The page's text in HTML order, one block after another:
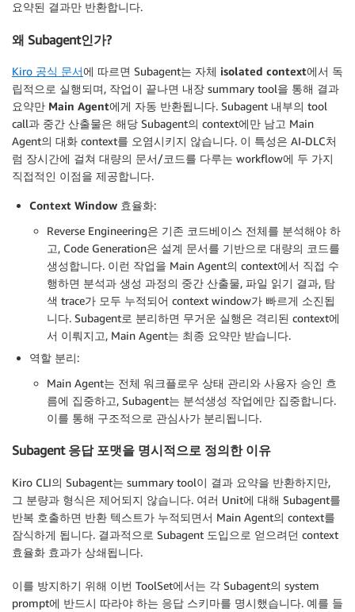
요약된 결과만 반환합니다.
왜 Subagent인가?
Kiro 공식 문서에 따르면 Subagent는 자체 isolated context에서 독
립적으로 실행되며, 작업이 끝나면 내장 summary tool을 통해 결과
요약만 Main Agent에게 자동 반환됩니다. Subagent 내부의 tool
call과 중간 산출물은 해당 Subagent의 context에만 남고 Main
Agent의 대화 context를 오염시키지 않습니다. 이 특성은 AI-DLC처
럼 장시간에 걸쳐 대량의 문서/코드를 다루는 workflow에 두 가지
직접적인 이점을 제공합니다.
Context Window 효율화:
Reverse Engineering은 기존 코드베이스 전체를 분석해야 하
고, Code Generation은 설계 문서를 기반으로 대량의 코드를
생성합니다. 이런 작업을 Main Agent의 context에서 직접 수
행하면 분석과 생성 과정의 중간 산출물, 파일 읽기 결과, 탐
색 trace가 모두 누적되어 context window가 빠르게 소진됩
니다. Subagent로 분리하면 무거운 실행은 격리된 context에
서 이뤄지고, Main Agent는 최종 요약만 받습니다.
역할 분리:
Main Agent는 전체 워크플로우 상태 관리와 사용자 승인 흐
름에 집중하고, Subagent는 분석생성 작업에만 집중합니다.
이를 통해 구조적으로 관심사가 분리됩니다.
Subagent 응답 포맷을 명시적으로 정의한 이유
Kiro CLI의 Subagent는 summary tool이 결과 요약을 반환하지만,
그 분량과 형식은 제어되지 않습니다. 여러 Unit에 대해 Subagent를
반복 호출하면 반환 텍스트가 누적되면서 Main Agent의 context를
잠식하게 됩니다. 결과적으로 Subagent 도입으로 얻으려던 context
효율화 효과가 상쇄됩니다.
이를 방지하기 위해 이번 ToolSet에서는 각 Subagent의 system
prompt에 반드시 따라야 하는 응답 스키마를 명시했습니다. 예를 들